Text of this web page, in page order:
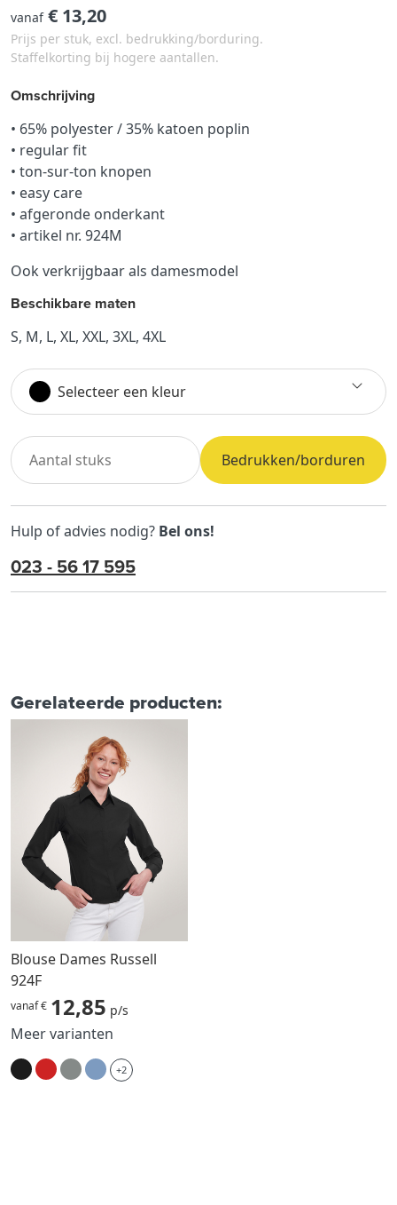
vanaf€ 13,20
Prijs per stuk, excl. bedrukking/borduring.
Staffelkorting bij hogere aantallen.
Omschrijving
• 65% polyester / 35% katoen poplin
• regular fit
• ton-sur-ton knopen
• easy care
• afgeronde onderkant
• artikel nr. 924M
Ook verkrijgbaar als damesmodel
Beschikbare maten
S, M, L, XL, XXL, 3XL, 4XL
Selecteer een kleur
Bedrukken/borduren
Hulp of advies nodig? Bel ons!
023 - 56 17 595
Gerelateerde producten:
Blouse Dames Russell
924F
vanaf € 12,85 p/s
Meer varianten
+2